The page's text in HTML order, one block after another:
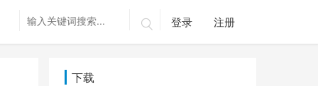
 登录 注册
下载